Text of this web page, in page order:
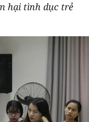
hại tình dục trẻ